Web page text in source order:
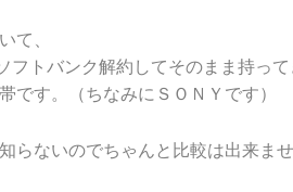
て、
トバンク解約してそのまま持って
です。（ちなみにＳＯＮＹです）
らないのでちゃんと比較は出来ませ